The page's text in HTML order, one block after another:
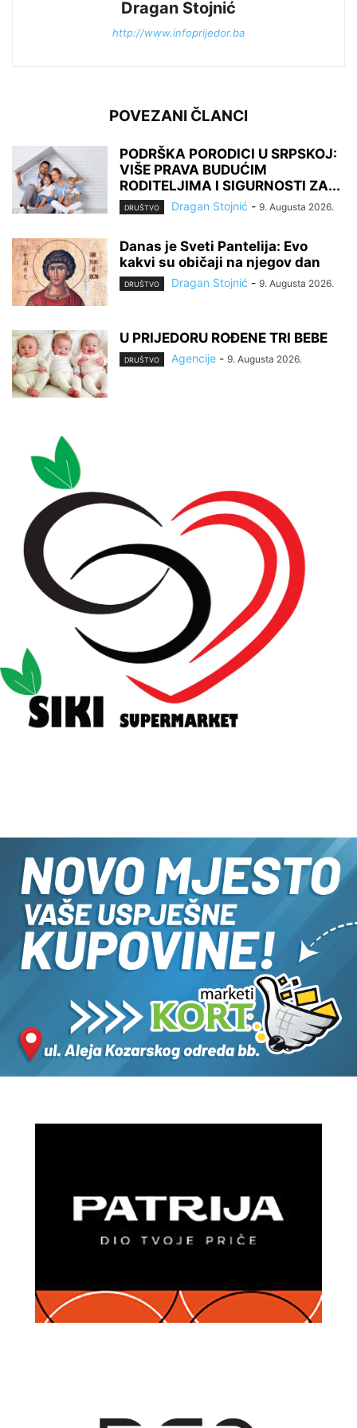
Dragan Stojnić
http://www.infoprijedor.ba
POVEZANI ČLANCI
PODRŠKA PORODICI U SRPSKOJ:
VIŠE PRAVA BUDUĆIM
RODITELJIMA I SIGURNOSTI ZA...
DRUŠTVO Dragan Stojnić - 9. Augusta 2026.
Danas je Sveti Pantelija: Evo
kakvi su običaji na njegov dan
DRUŠTVO Dragan Stojnić - 9. Augusta 2026.
U PRIJEDORU ROĐENE TRI BEBE
DRUŠTVO Agencije - 9. Augusta 2026.